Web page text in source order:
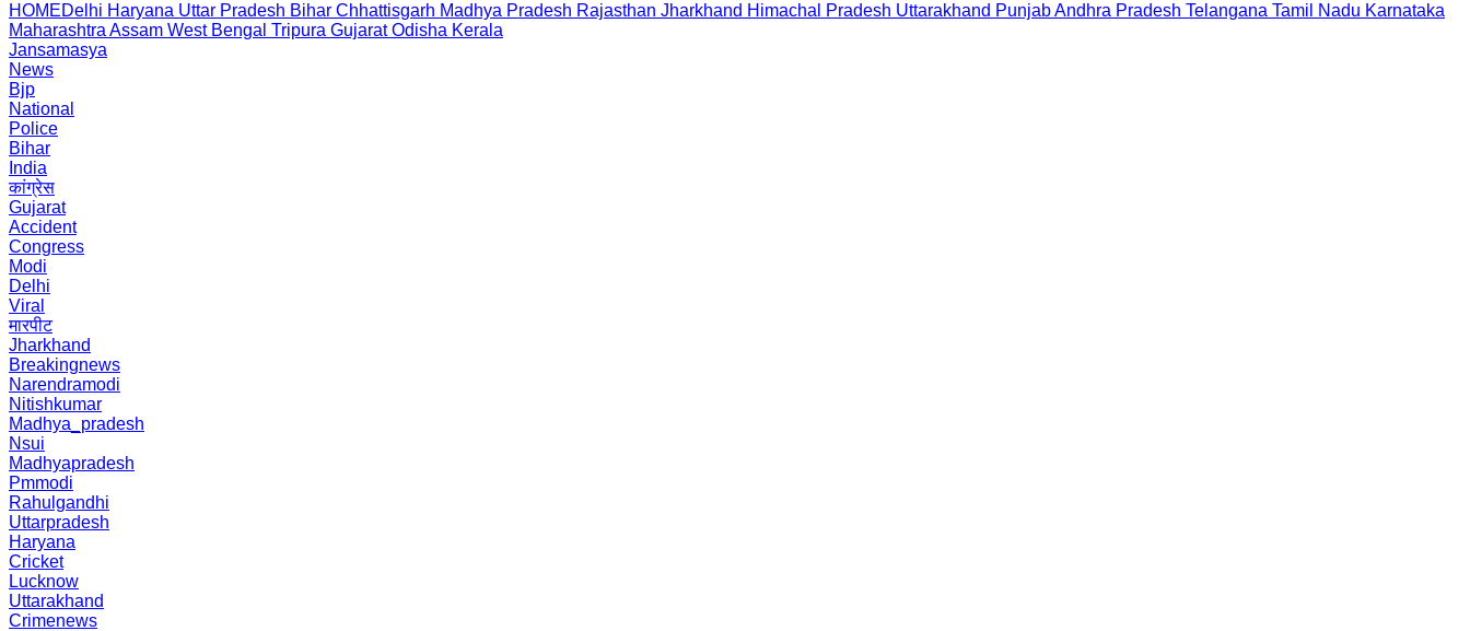
HOMEDelhi Haryana Uttar Pradesh Bihar Chhattisgarh Madhya Pradesh Rajasthan Jharkhand Himachal Pradesh Uttarakhand PunjabAndhra Pradesh Telangana Tamil Nadu Karnataka
Maharashtra Assam West Bengal Tripura Gujarat Odisha Kerala
Jansamasya
News
Bjp
National
Police
Bihar
India
कांग्रेस
Gujarat
Accident
Congress
Modi
Delhi
Viral
मारपीट
Jharkhand
Breakingnews
Narendramodi
Nitishkumar
Madhya_pradesh
Nsui
Madhyapradesh
Pmmodi
Rahulgandhi
Uttarpradesh
Haryana
Cricket
Lucknow
Uttarakhand
Crimenews